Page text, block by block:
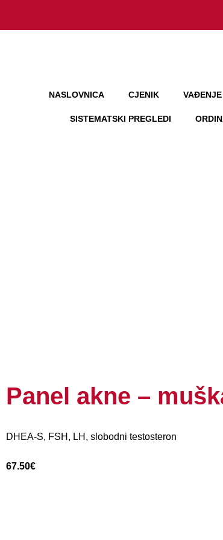
NASLOVNICA CJENIK
SISTEMATSKI PREGLEDI
Panel akne –
DHEA-S, FSH, LH, slobodni testosteron
67.50€